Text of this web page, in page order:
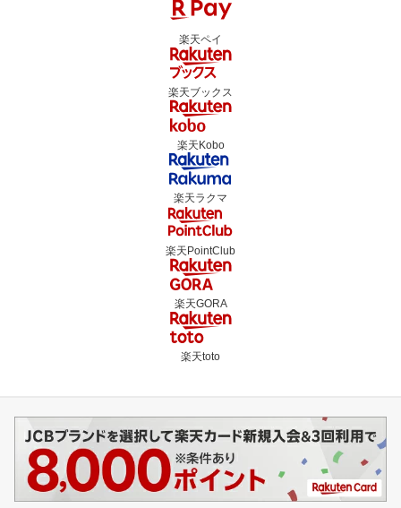
楽天ペイ
楽天ブックス
楽天Kobo
楽天ラクマ
楽天PointClub
楽天GORA
楽天toto